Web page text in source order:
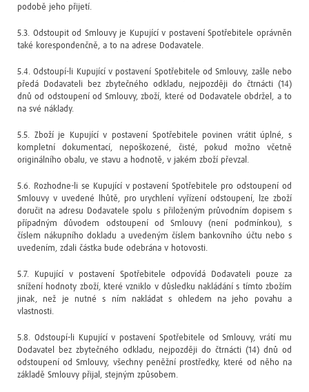
podobě jeho přijetí.
5.3. Odstoupit od Smlouvy je Kupující v postavení Spotřebitele oprávněn
také korespondenčně, a to na adrese Dodavatele.
5.4. Odstoupí-li Kupující v postavení Spotřebitele od Smlouvy, zašle nebo
předá Dodavateli bez zbytečného odkladu, nejpozději do čtrnácti (14)
dnů od odstoupení od Smlouvy, zboží, které od Dodavatele obdržel, a to
na své náklady.
5.5. Zboží je Kupující v postavení Spotřebitele povinen vrátit úplné, s
kompletní dokumentací, nepoškozené, čisté, pokud možno včetně
originálního obalu, ve stavu a hodnotě, v jakém zboží převzal.
5.6. Rozhodne-li se Kupující v postavení Spotřebitele pro odstoupení od
Smlouvy v uvedené lhůtě, pro urychlení vyřízení odstoupení, lze zboží
doručit na adresu Dodavatele spolu s přiloženým průvodním dopisem s
případným důvodem odstoupení od Smlouvy (není podmínkou), s
číslem nákupního dokladu a uvedeným číslem bankovního účtu nebo s
uvedením, zdali částka bude odebrána v hotovosti.
5.7. Kupující v postavení Spotřebitele odpovídá Dodavateli pouze za
snížení hodnoty zboží, které vzniklo v důsledku nakládání s tímto zbožím
jinak, než je nutné s ním nakládat s ohledem na jeho povahu a
vlastnosti.
5.8. Odstoupí-li Kupující v postavení Spotřebitele od Smlouvy, vrátí mu
Dodavatel bez zbytečného odkladu, nejpozději do čtrnácti (14) dnů od
odstoupení od Smlouvy, všechny peněžní prostředky, které od něho na
základě Smlouvy přijal, stejným způsobem.